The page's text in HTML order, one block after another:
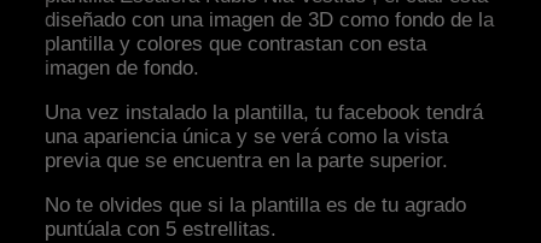
diseñado con una imagen de 3D como fondo de la
plantilla y colores que contrastan con esta
imagen de fondo.
Una vez instalado la plantilla, tu facebook tendrá
una apariencia única y se verá como la vista
previa que se encuentra en la parte superior.
No te olvides que si la plantilla es de tu agrado
puntúala con 5 estrellitas.